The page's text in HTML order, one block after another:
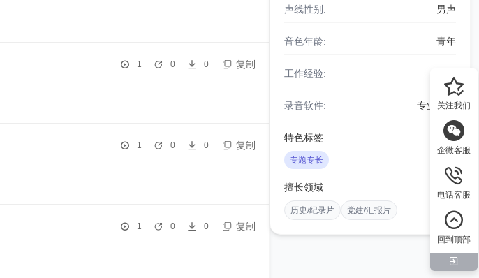
关注我们
企微客服
电话客服
回到顶部
1 0 0 复制
1 0 0 复制
1 0 0 复制
声线性别: 男声
音色年龄: 青年
工作经验:
录音软件: 专业设备
特色标签
专题专长
擅长领域
历史/纪录片 党建/汇报片